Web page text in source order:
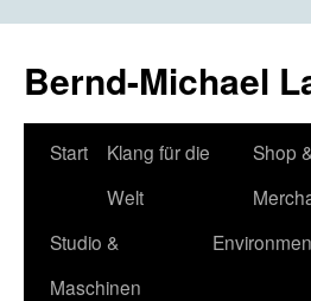
Bernd-Michael
Zum
springen
Start
Klang für die
Welt
Shop &
Studio &
Maschinen